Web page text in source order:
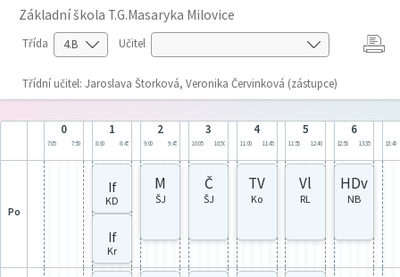
Základní škola T.G.Masaryka Milovice
Třída Učitel
Třídní učitel: Jaroslava Štorková, Veronika Červinková (zástupce)
0
7:05 7:50
1
8:00 8:45
2
9:00 9:45
3
10:05 10:50
4
11:00 11:45
5
11:55 12:40
6
12:50 13:35 13:40
po
If
KD
If
Kr
M
ŠJ
Č
ŠJ
TV
Ko
Vl
RL
HDv
NB